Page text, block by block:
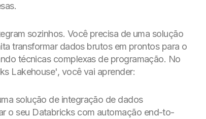
sozinhos. Você precisa de uma solução
transformar dados brutos em prontos para o
técnicas complexas de programação. No
Lakehouse', você vai aprender:
solução de integração de dados
o seu Databricks com automação end-to-